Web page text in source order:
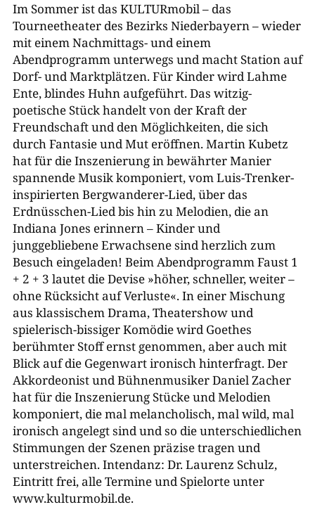
Brettl-Spitzen LIVE
BR Heimat
Verein Zither in Bayern e.V.
Landesmusikrat Baden-Württemberg e. V.
Im Sommer ist das KULTURmobil – das
Tourneetheater des Bezirks Niederbayern – wieder
mit einem Nachmittags- und einem
Abendprogramm unterwegs und macht Station auf
Dorf- und Marktplätzen. Für Kinder wird Lahme
Ente, blindes Huhn aufgeführt. Das witzig-​
poetische Stück handelt von der Kraft der
Freundschaft und den Möglichkeiten, die sich
durch Fantasie und Mut eröffnen. Martin Kubetz
hat für die Inszenierung in bewährter Manier
spannende Musik komponiert, vom Luis-​Trenker-​
inspirierten Bergwanderer-​Lied, über das
Erdnüsschen-​Lied bis hin zu Melodien, die an
Indiana Jones erinnern – Kinder und
junggebliebene Erwachsene sind herzlich zum
Besuch eingeladen! Beim Abendprogramm Faust 1
+ 2 + 3 lautet die Devise »höher, schneller, weiter –
ohne Rücksicht auf Verluste«. In einer Mischung
aus klassischem Drama, Theatershow und
spielerisch-​bissiger Komödie wird Goethes
berühmter Stoff ernst genommen, aber auch mit
Blick auf die Gegenwart ironisch hinterfragt. Der
Akkordeonist und Bühnenmusiker Daniel Zacher
hat für die Inszenierung Stücke und Melodien
komponiert, die mal melancholisch, mal wild, mal
ironisch angelegt sind und so die unterschiedlichen
Stimmungen der Szenen präzise tragen und
unterstreichen. Intendanz: Dr. Laurenz Schulz,
Eintritt frei, alle Termine und Spielorte unter
www.kulturmobil.de.